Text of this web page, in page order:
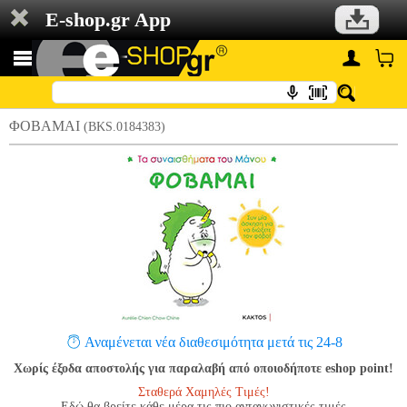
E-shop.gr App
ΦΟΒΑΜΑΙ (BKS.0184383)
Αναμένεται νέα διαθεσιμότητα μετά τις 24-8
Χωρίς έξοδα αποστολής για παραλαβή από οποιοδήποτε eshop point!
Σταθερά Χαμηλές Τιμές!